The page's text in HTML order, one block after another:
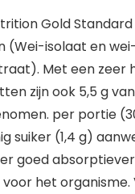
Gold Standard
(Wei-isolaat en wei-
Met een zeer
zijn ook 5,5 g
per portie
suiker (1,4 g)
goed
het organisme.